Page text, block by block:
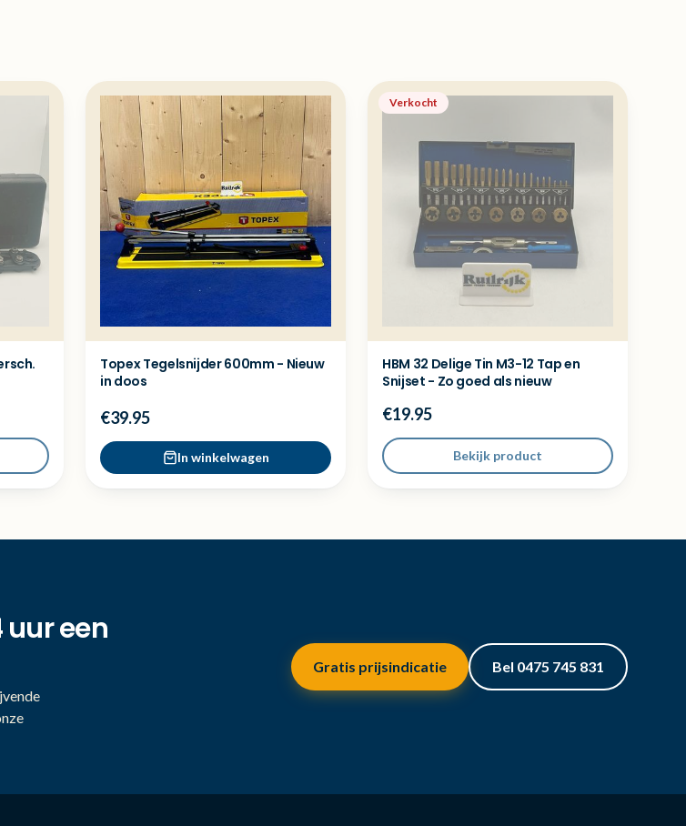
Topex Tegelsnijder 600mm - Nieuw
in doos
€39.95
In winkelwagen
Verkocht
HBM 32 Delige Tin M3-12 Tap en
Snijset - Zo goed als nieuw
€19.95
Bekijk product
een
Gratis prijsindicatie Bel 0475 745 831